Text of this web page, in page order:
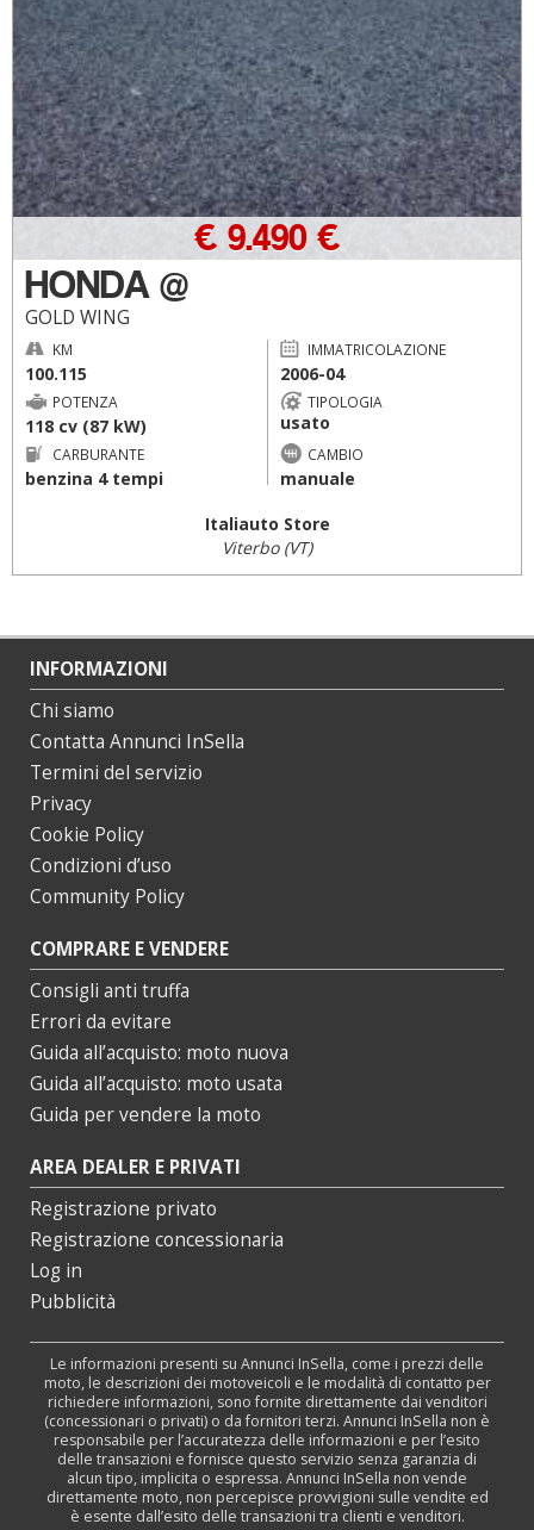
HONDA @
GOLD WING
€ 9.490 €
KM
100.115
IMMATRICOLAZIONE
2006-04
POTENZA
118 cv (87 kW)
TIPOLOGIA
usato
CARBURANTE
benzina 4 tempi
CAMBIO
manuale
Italiauto Store
Viterbo (VT)
INFORMAZIONI
Chi siamo
Contatta Annunci InSella
Termini del servizio
Privacy
Cookie Policy
Condizioni d’uso
Community Policy
COMPRARE E VENDERE
Consigli anti truffa
Errori da evitare
Guida all’acquisto: moto nuova
Guida all’acquisto: moto usata
Guida per vendere la moto
AREA DEALER E PRIVATI
Registrazione privato
Registrazione concessionaria
Log in
Pubblicità
Le informazioni presenti su Annunci InSella, come i prezzi delle
moto, le descrizioni dei motoveicoli e le modalità di contatto per
richiedere informazioni, sono fornite direttamente dai venditori
(concessionari o privati) o da fornitori terzi. Annunci InSella non è
responsabile per l’accuratezza delle informazioni e per l’esito
delle transazioni e fornisce questo servizio senza garanzia di
alcun tipo, implicita o espressa. Annunci InSella non vende
direttamente moto, non percepisce provvigioni sulle vendite ed
è esente dall’esito delle transazioni tra clienti e venditori.